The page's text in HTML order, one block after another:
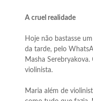
A cruel realidade
Hoje não bastasse
da tarde, pelo
Masha
violinista.
Maria além de